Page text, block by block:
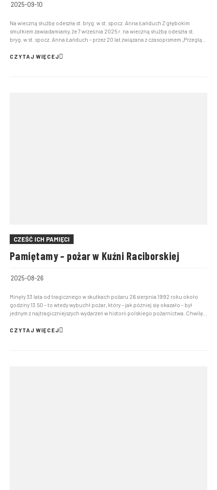
2025-09-10
Na wieczną służbę odeszła st. bryg. w st. spocz. Anna Łańduch Z głębokim
smutkiem zawiadamiamy, że 7 września 2025 r. na wieczną służbę odeszła st.
bryg. w st. spocz. Anna Łańduch – przez 20 lat związana z czasopismem „Przegląd
przez ponad 7 lat redaktor naczeln...
CZYTAJ WIĘCEJ
CZEŚĆ ICH PAMIĘCI
Pamiętamy – pożar w Kuźni Raciborskiej
2025-08-26
Minęły 33 lata od tragicznego w skutkach pożaru 26 sierpnia 1992 roku około
godziny 13.50 – to wtedy wybuchł pożar, który – jak później się okazało – był
jednym z najtragiczniejszych wydarzeń w historii polskiego pożarnictwa. Chwilę
Racibórz z Kędzie...
CZYTAJ WIĘCEJ